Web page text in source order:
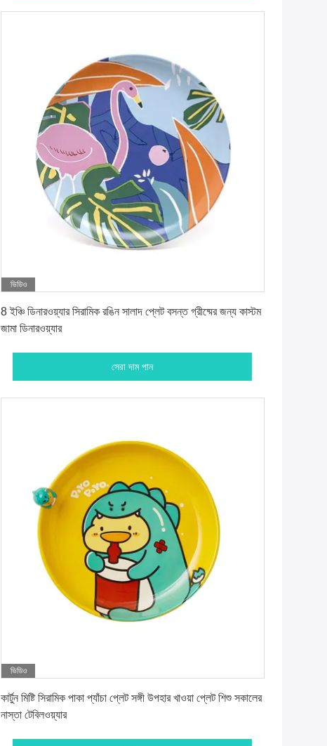
ভিডিও
8 ইঞ্চি ডিনারওয়্যার সিরামিক রঙিন সালাদ প্লেট বসন্ত গ্রীষ্মের জন্য কাস্টম
জামা ডিনারওয়্যার
সেরা দাম পান
ভিডিও
কার্টুন মিষ্টি সিরামিক পাকা প্যাঁচা প্লেট সঙ্গী উপহার খাওয়া প্লেট শিশু সকালের
নাস্তা টেবিলওয়্যার